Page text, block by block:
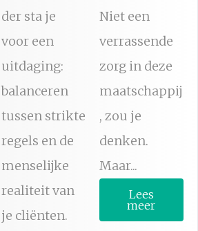
der sta je
voor een
uitdaging:
balanceren
tussen strikte
regels en de
menselijke
realiteit van
je cliënten.
Niet een
verrassende
zorg in deze
maatschappij
, zou je
denken.
Maar...
Lees
meer